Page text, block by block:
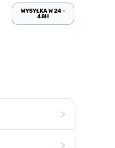
WYSYŁKA W 24 -
48H
>
>